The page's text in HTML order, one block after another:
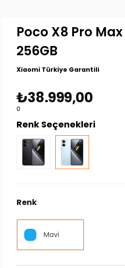
Poco X8 Pro Max
256GB
Xiaomi Türkiye Garantili
₺38.999,00
0
Renk Seçenekleri
Renk
Mavi